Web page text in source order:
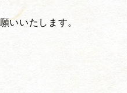
いいたします。